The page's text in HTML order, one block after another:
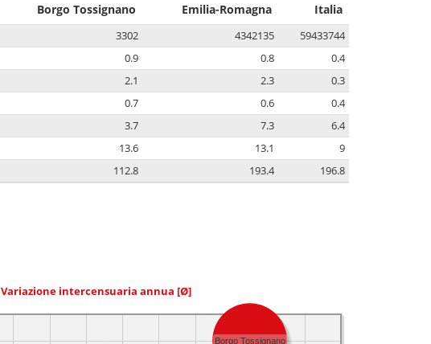
Borgo Tossignano Emilia-Romagna Italia
3302 4342135
59433744
0.9 0.8
0.4
2.1 2.3
0.3
0.7 0.6
0.4
3.7 7.3
6.4
13.6 13.1
9
112.8 193.4 196.8
Variazione intercensuaria annua [Ø]
Borgo Tossignano